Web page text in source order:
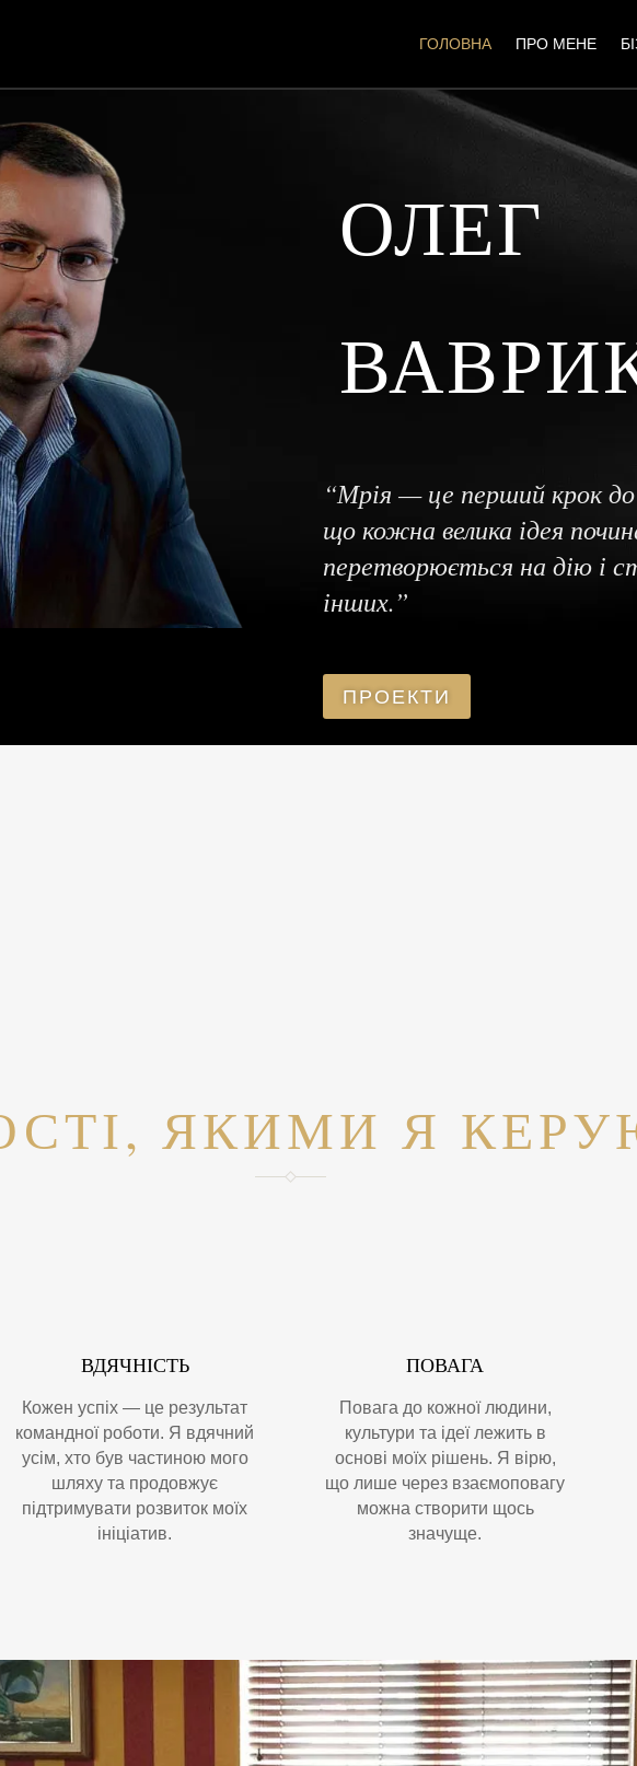
ГОЛОВНА ПРО МЕНЕ
ОЛЕГ
“Мрія — це перший крок до
що кожна велика ідея
перетворюється на дію і
інших.”
ПРОЕКТИ
ЯКИМИ Я
ВДЯЧНІСТЬ
Кожен успіх — це результат
командної роботи. Я вдячний
усім, хто був частиною мого
шляху та продовжує
підтримувати розвиток моїх
ініціатив.
ПОВАГА
Повага до кожної людини,
культури та ідеї лежить в
основі моїх рішень. Я вірю,
що лише через взаємоповагу
можна створити щось
значуще.